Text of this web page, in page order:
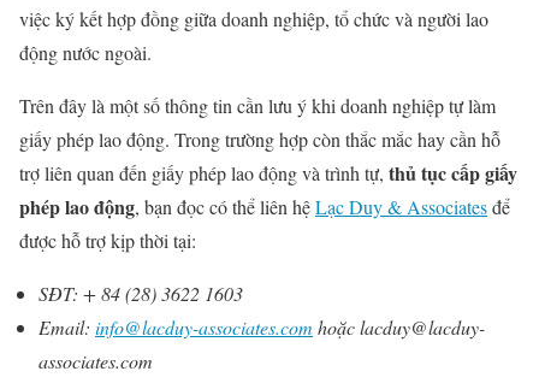
việc ký kết hợp đồng giữa doanh nghiệp, tổ chức và người lao
động nước ngoài.
Trên đây là một số thông tin cần lưu ý khi doanh nghiệp tự làm
giấy phép lao động. Trong trường hợp còn thắc mắc hay cần hỗ
trợ liên quan đến giấy phép lao động và trình tự, thủ tục cấp giấy
phép lao động, bạn đọc có thể liên hệLạc Duy & Associatesđể
được hỗ trợ kịp thời tại:
SĐT: + 84 (28) 3622 1603
Email: info@lacduy-associates.com hoặc lacduy@lacduy-
associates.com